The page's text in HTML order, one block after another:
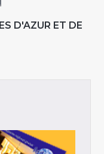
D'AZUR ET DE